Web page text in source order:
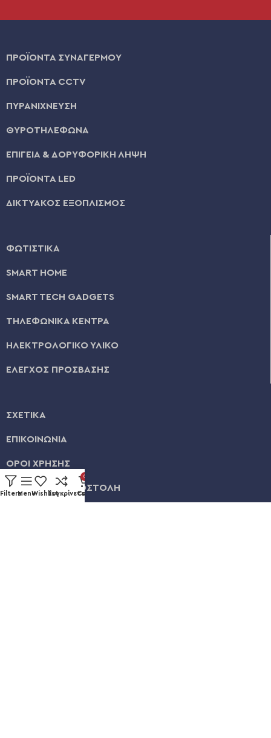
ΠΡΟΪΟΝΤΑ ΣΥΝΑΓΕΡΜΟΥ
ΠΡΟΪΟΝΤΑ CCTV
ΠΥΡΑΝΙΧΝΕΥΣΗ
ΘΥΡΟΤΗΛΕΦΩΝΑ
ΕΠΙΓΕΙΑ & ΔΟΡΥΦΟΡΙΚΗ ΛΗΨΗ
ΠΡΟΪΟΝΤΑ LED
ΔΙΚΤΥΑΚΟΣ ΕΞΟΠΛΙΣΜΟΣ
ΦΩΤΙΣΤΙΚΑ
SMART HOME
SMART TECH GADGETS
ΤΗΛΕΦΩΝΙΚΑ ΚΕΝΤΡΑ
ΗΛΕΚΤΡΟΛΟΓΙΚΟ ΥΛΙΚΟ
ΕΛΕΓΧΟΣ ΠΡΟΣΒΑΣΗΣ
ΣΧΕΤΙΚΑ
ΕΠΙΚΟΙΝΩΝΙΑ
ΟΡΟΙ ΧΡΗΣΗΣ
ΠΛΗΡΩΜΗ & ΑΠΟΣΤΟΛΗ
FiltersMenuWishlistΣυγκρίνετε
0
Cart